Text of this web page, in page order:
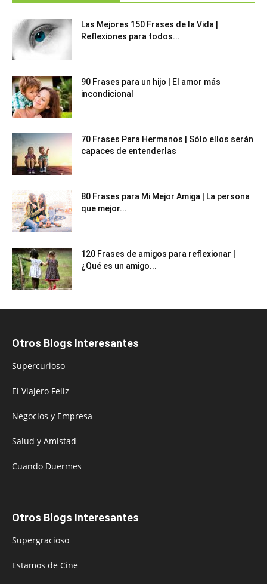
Las Mejores 150 Frases de la Vida |
Reflexiones para todos...
90 Frases para un hijo | El amor más
incondicional
70 Frases Para Hermanos | Sólo ellos serán
capaces de entenderlas
80 Frases para Mi Mejor Amiga | La persona
que mejor...
120 Frases de amigos para reflexionar |
¿Qué es un amigo...
Otros Blogs Interesantes
Supercurioso
El Viajero Feliz
Negocios y Empresa
Salud y Amistad
Cuando Duermes
Otros Blogs Interesantes
Supergracioso
Estamos de Cine